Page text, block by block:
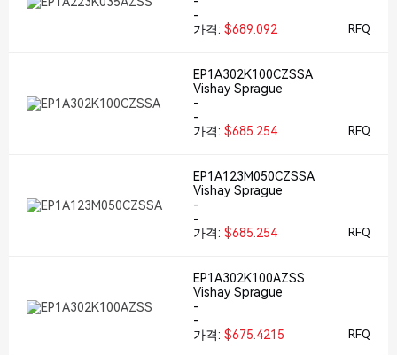
-
가격: $689.092 RFQ
EP1A302K100CZSSA
Vishay Sprague
-
-
가격: $685.254 RFQ
EP1A123M050CZSSA
Vishay Sprague
-
-
가격: $685.254 RFQ
EP1A302K100AZSS
Vishay Sprague
-
-
가격: $675.4215 RFQ